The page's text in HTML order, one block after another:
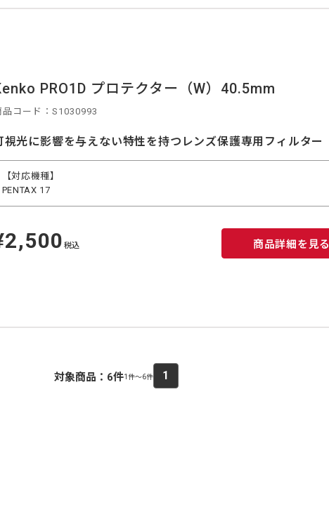
PRO1D プロテクター（W）40.5mm
品コード：S1030993
視光に影響を与えない特性を持つレンズ保護専用フィルター
【対応機種】
PENTAX 17
税込 商品詳細を見る
対象商品： 6件1件～6件 1